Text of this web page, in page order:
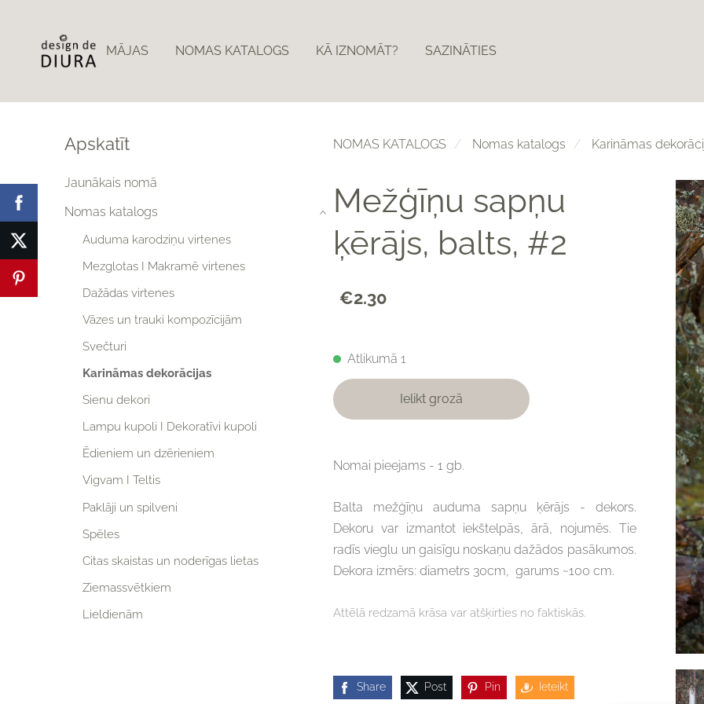
MĀJAS NOMAS KATALOGS KĀ IZNOMĀT? SAZINĀTIES
Apskatīt
Jaunākais nomā
Nomas katalogs
Auduma karodziņu virtenes
Mezglotas I Makramē virtenes
Dažādas virtenes
Vāzes un trauki kompozīcijām
Svečturi
Karināmas dekorācijas
Sienu dekori
Lampu kupoli I Dekoratīvi kupoli
Ēdieniem un dzērieniem
Vigvam I Teltis
Paklāji un spilveni
Spēles
Citas skaistas un noderīgas lietas
Ziemassvētkiem
Lieldienām
›
NOMAS KATALOGS Nomas katalogs Karināmas
Mežģīņu sapņu
ķērājs, balts, #2
€2.30
Atlikumā 1
Ielikt grozā
Nomai pieejams - 1 gb.
Balta mežģīņu auduma sapņu ķērājs - dekors.
Dekoru var izmantot iekštelpās, ārā, nojumēs. Tie
radīs vieglu un gaisīgu noskaņu dažādos pasākumos.
Dekora izmērs: diametrs 30cm, garums ~100 cm.
Attēlā redzamā krāsa var atšķirties no faktiskās.
Share Post Pin Ieteikt